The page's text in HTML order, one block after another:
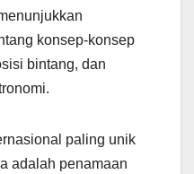
konsep-konsep
bintang, dan
paling unik
adalah penamaan